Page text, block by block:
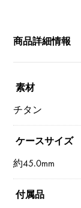
商品詳細情報
素材
チタン
ケースサイズ
約45.0mm
付属品